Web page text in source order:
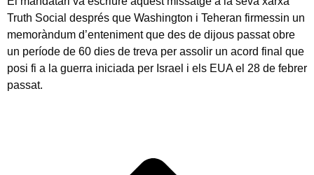
Truth Social després que Washington i Teheran firmessin un
memoràndum d’enteniment que des de dijous passat obre
un període de 60 dies de treva per assolir un acord final que
posi fi a la guerra iniciada per Israel i els EUA el 28 de febrer
passat.